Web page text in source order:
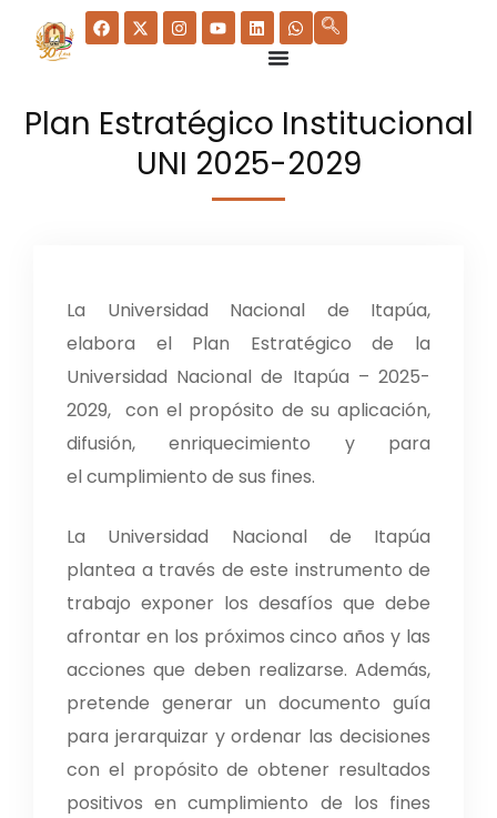
Plan Estratégico Institucional
UNI 2025-2029
La Universidad Nacional de Itapúa,
elabora el Plan Estratégico de la
Universidad Nacional de Itapúa – 2025-
2029, con el propósito de su aplicación,
difusión, enriquecimiento y para
el cumplimiento de sus fines.
La Universidad Nacional de Itapúa
plantea a través de este instrumento de
trabajo exponer los desafíos que debe
afrontar en los próximos cinco años y las
acciones que deben realizarse. Además,
pretende generar un documento guía
para jerarquizar y ordenar las decisiones
con el propósito de obtener resultados
positivos en cumplimiento de los fines